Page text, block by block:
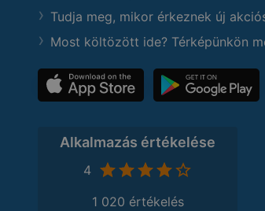
Tudja meg, mikor érkeznek új
Most költözött ide? Térképünkön
Alkalmazás értékelése
4
1 020 értékelés